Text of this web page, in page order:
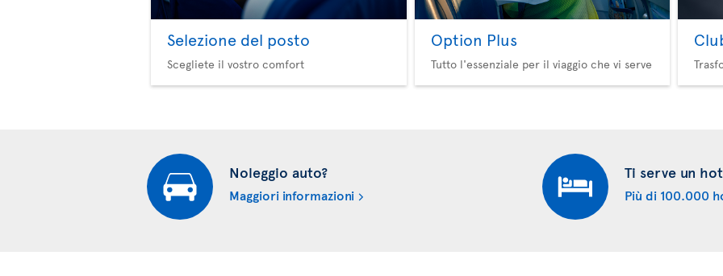
Selezione del posto
Scegliete il vostro comfort
Option Plus
Tutto l'essenziale per il viaggio che vi serve
Noleggio auto?
Maggiori informazioni
Ti serve un
Più di 100.000